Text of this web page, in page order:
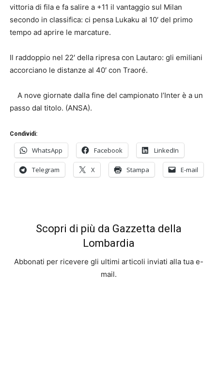
vittoria di fila e fa salire a +11 il vantaggio sul Milan
secondo in classifica: ci pensa Lukaku al 10′ del primo
tempo ad aprire le marcature.
Il raddoppio nel 22′ della ripresa con Lautaro: gli emiliani
accorciano le distanze al 40′ con Traoré.
A nove giornate dalla fine del campionato l’Inter è a un
passo dal titolo. (ANSA).
Condividi:
WhatsApp Facebook LinkedIn
Telegram X Stampa E-mail
Scopri di più da Gazzetta della
Lombardia
Abbonati per ricevere gli ultimi articoli inviati alla tua e-
mail.